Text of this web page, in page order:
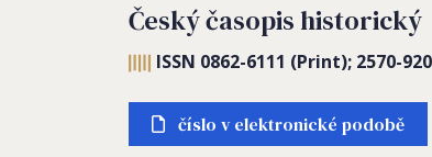
Český časopis historický
ISSN 0862-6111 (Print); 2570-
číslo v elektronické podobě